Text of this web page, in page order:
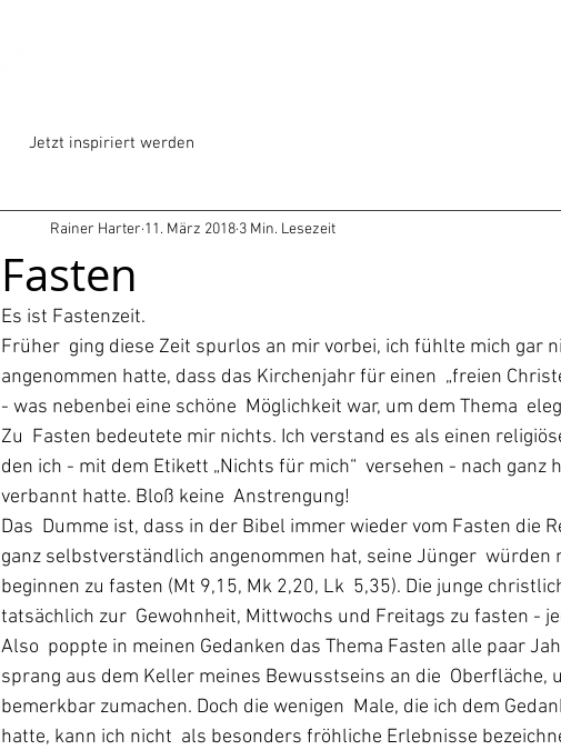
Jetzt inspiriert werden
Fasten
Rainer Harter 11. März 2018 3 Min. Lesezeit
Es ist Fastenzeit.
Früher  ging diese Zeit spurlos an mir vorbei, ich fühlte mich gar
angenommen hatte, dass das Kirchenjahr für einen  „freien
- was nebenbei eine schöne  Möglichkeit war, um dem Thema
Zu  Fasten bedeutete mir nichts. Ich verstand es als einen
den ich - mit dem Etikett „Nichts für mich“  versehen - nach ganz
verbannt hatte. Bloß keine  Anstrengung!
Das  Dumme ist, dass in der Bibel immer wieder vom Fasten die
ganz selbstverständlich angenommen hat, seine Jünger
beginnen zu fasten (Mt 9,15, Mk 2,20, Lk  5,35). Die junge
tatsächlich zur  Gewohnheit, Mittwochs und Freitags zu fasten -
Also  poppte in meinen Gedanken das Thema Fasten alle paar
sprang aus dem Keller meines Bewusstseins an die  Oberfläche,
bemerkbar zumachen. Doch die wenigen  Male, die ich dem
hatte, kann ich nicht  als besonders fröhliche Erlebnisse